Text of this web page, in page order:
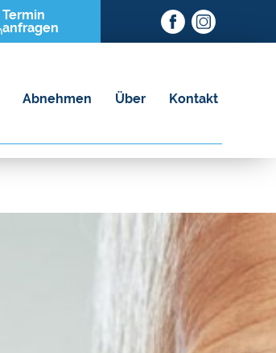
Termin
anfragen
Abnehmen Über Kontakt